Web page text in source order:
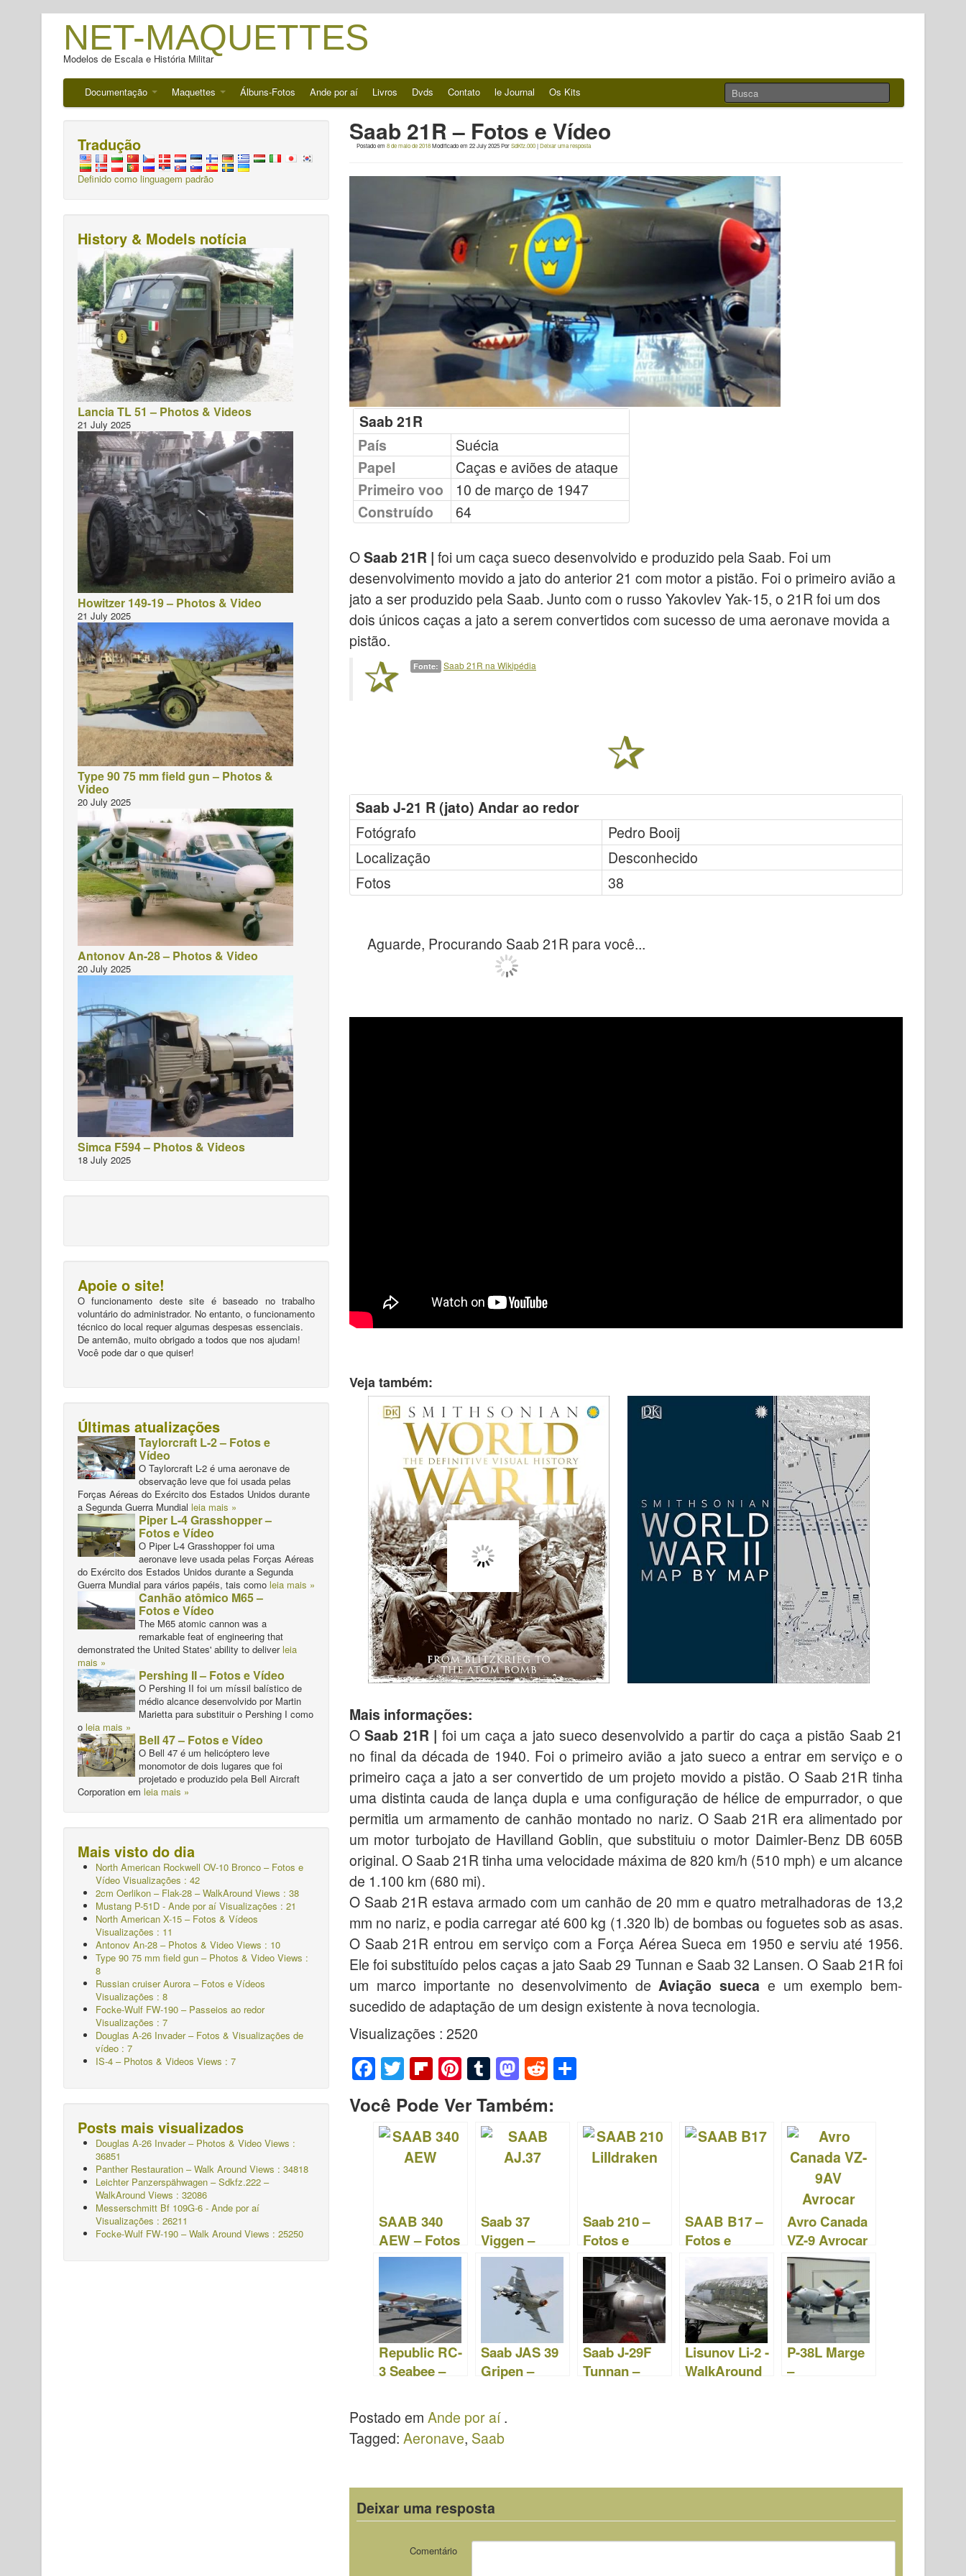
NET-MAQUETTES
Modelos de Escala e História Militar
Documentação Maquettes Álbuns-Fotos Ande por aí Livros Dvds Contato le Journal Os Kits
Saab 21R – Fotos e Vídeo
Postado em 8 de maio de 2018Modificado em 22 July 2025PorSdKfz.000|Deixar uma resposta
Saab 21R
País
Suécia
Papel
Caças e aviões de ataque
Primeiro voo
10 de março de 1947
Construído
64
OSaab 21R | foi um caça sueco desenvolvido e produzido pela Saab. Foi um
desenvolvimento movido a jato do anterior 21 com motor a pistão. Foi o primeiro avião a
jato a ser produzido pela Saab. Junto com o russo Yakovlev Yak-15, o 21R foi um dos
dois únicos caças a jato a serem convertidos com sucesso de uma aeronave movida a
pistão.
Fonte: Saab 21R na Wikipédia
Saab J-21 R (jato) Andar ao redor
Fotógrafo
Pedro Booij
Localização
Desconhecido
Fotos
38
Aguarde, Procurando Saab 21R para você...
Veja também:
Mais informações:
OSaab 21R | foi um caça a jato sueco desenvolvido a partir do caça a pistão Saab 21
no final da década de 1940. Foi o primeiro avião a jato sueco a entrar em serviço e o
primeiro caça a jato a ser convertido de um projeto movido a pistão. O Saab 21R tinha
uma distinta cauda de lança dupla e uma configuração de hélice de empurrador, o que
permitia um armamento de canhão montado no nariz. O Saab 21R era alimentado por
um motor turbojato de Havilland Goblin, que substituiu o motor Daimler-Benz DB 605B
original. O Saab 21R tinha uma velocidade máxima de 820 km/h (510 mph) e um alcance
de 1.100 km (680 mi).
O Saab 21R estava armado com um canhão de 20 mm e quatro metralhadoras de 13,2
mm no nariz, e podia carregar até 600 kg (1.320 lb) de bombas ou foguetes sob as asas.
O Saab 21R entrou em serviço com a Força Aérea Sueca em 1950 e serviu até 1956.
Ele foi substituído pelos caças a jato Saab 29 Tunnan e Saab 32 Lansen. O Saab 21R foi
um marco importante no desenvolvimento deAviação sueca e um exemplo bem-
sucedido de adaptação de um design existente à nova tecnologia.
Visualizações : 2520
F
a
c
e
k
T
wi
tt
er
Fl
ip
b
o
ar
Pi
nt
er
T
u
m
bl
M
a
st
o
d
R
e
d
e
Você Pode Ver Também:
SAAB 340
AEW – Fotos
e Vídeos
Saab 37
Viggen –
Fotos e
Vídeos
Saab 210 –
Fotos e
Vídeos
SAAB B17 –
Fotos e
Avro Canada
VZ-9 Avrocar
– Fotos e
Vídeos
Republic RC-
3 Seabee –
Vídeos
Saab JAS 39
Gripen –
Saab J-29F
Tunnan –
Lisunov Li-2 -
WalkAround
P-38L Marge
–
Postado em Ande por aí.
Tagged: Aeronave, Saab
Deixar uma resposta
Comentário
Tradução
Definido como linguagem padrão
History & Models notícia
Lancia TL 51 – Photos & Videos
21 July 2025
Howitzer 149-19 – Photos & Video
21 July 2025
Type 90 75 mm field gun – Photos &
Video
20 July 2025
Antonov An-28 – Photos & Video
20 July 2025
Simca F594 – Photos & Videos
18 July 2025
Apoie o site!
O funcionamento deste site é baseado no trabalho
voluntário do administrador. No entanto, o funcionamento
técnico do local requer algumas despesas essenciais.
De antemão, muito obrigado a todos que nos ajudam!
Você pode dar o que quiser!
Últimas atualizações
Taylorcraft L-2 – Fotos e
Vídeo
O Taylorcraft L-2 é uma aeronave de
observação leve que foi usada pelas
Forças Aéreas do Exército dos Estados Unidos durante
a Segunda Guerra Mundial leia mais »
Piper L-4 Grasshopper –
Fotos e Vídeo
O Piper L-4 Grasshopper foi uma
aeronave leve usada pelas Forças Aéreas
do Exército dos Estados Unidos durante a Segunda
Guerra Mundial para vários papéis, tais como leia mais »
Canhão atômico M65 –
Fotos e Vídeo
The M65 atomic cannon was a
remarkable feat of engineering that
demonstrated the United States' ability to deliver leia
mais »
Pershing II – Fotos e Vídeo
O Pershing II foi um míssil balístico de
médio alcance desenvolvido por Martin
Marietta para substituir o Pershing I como
o leia mais »
Bell 47 – Fotos e Vídeo
O Bell 47 é um helicóptero leve
monomotor de dois lugares que foi
projetado e produzido pela Bell Aircraft
Corporation em leia mais »
Mais visto do dia
North American Rockwell OV-10 Bronco – Fotos e
Vídeo Visualizações : 42
2cm Oerlikon – Flak-28 – WalkAround Views : 38
Mustang P-51D - Ande por aí Visualizações : 21
North American X-15 – Fotos & Vídeos
Visualizações : 11
Antonov An-28 – Photos & Video Views : 10
Type 90 75 mm field gun – Photos & Video Views :
8
Russian cruiser Aurora – Fotos e Vídeos
Visualizações : 8
Focke-Wulf FW-190 – Passeios ao redor
Visualizações : 7
Douglas A-26 Invader – Fotos & Visualizações de
vídeo : 7
IS-4 – Photos & Videos Views : 7
Posts mais visualizados
Douglas A-26 Invader – Photos & Video Views :
36851
Panther Restauration – Walk Around Views : 34818
Leichter Panzerspähwagen – Sdkfz.222 –
WalkAround Views : 32086
Messerschmitt Bf 109G-6 - Ande por aí
Visualizações : 26211
Focke-Wulf FW-190 – Walk Around Views : 25250